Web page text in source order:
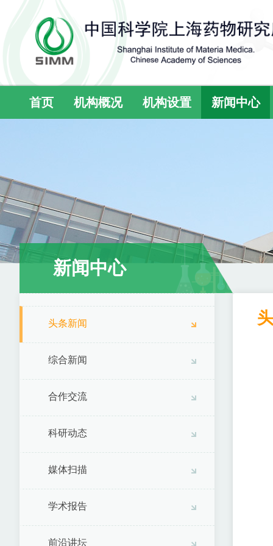
首页 机构概况 机构设置 新闻中心
新闻中心
头条新闻
综合新闻
合作交流
科研动态
媒体扫描
学术报告
前沿讲坛